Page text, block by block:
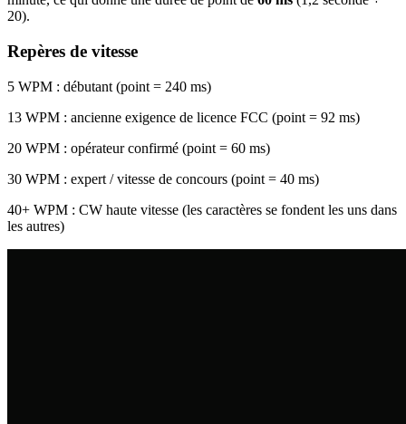
20).
Repères de vitesse
5 WPM : débutant (point = 240 ms)
13 WPM : ancienne exigence de licence FCC (point = 92 ms)
20 WPM : opérateur confirmé (point = 60 ms)
30 WPM : expert / vitesse de concours (point = 40 ms)
40+ WPM : CW haute vitesse (les caractères se fondent les uns dans
les autres)